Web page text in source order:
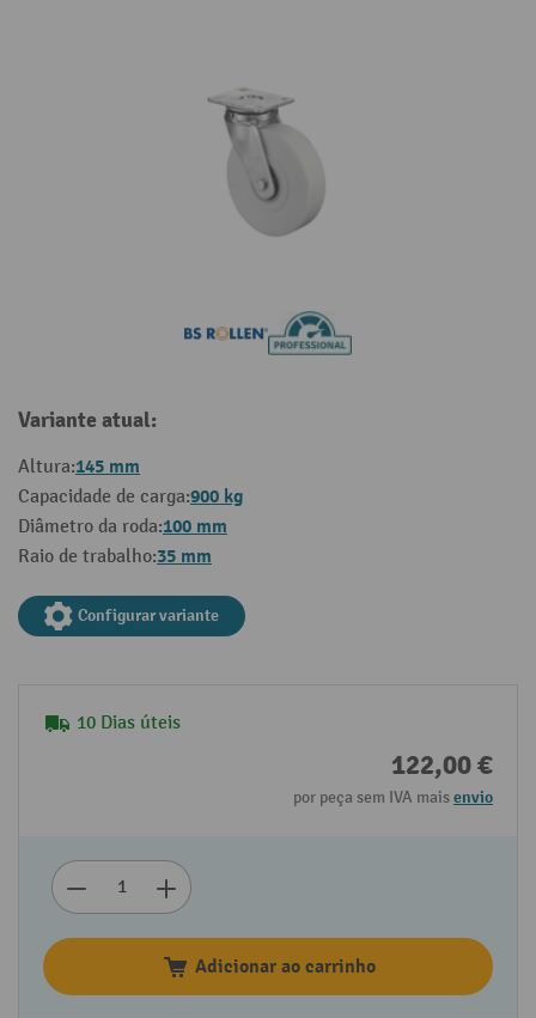
Variante atual:
Altura:145 mm
Capacidade de carga:900 kg
Diâmetro da roda:100 mm
Raio de trabalho:35 mm
Configurar variante
10 Dias úteis
122,00 €
por peça sem IVA maisenvio
Adicionar ao carrinho